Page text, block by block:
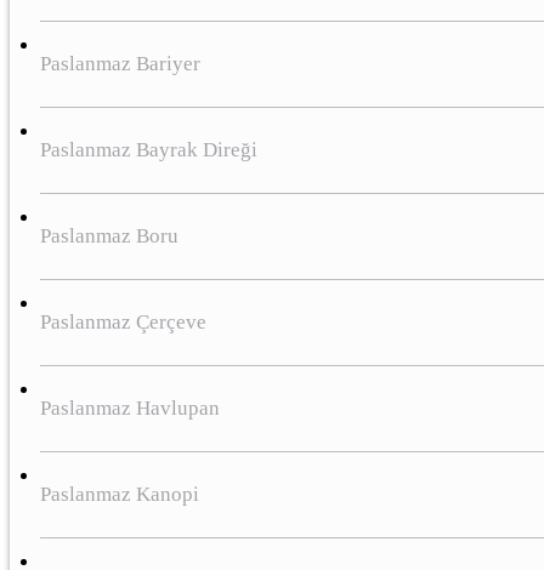
Paslanmaz Bariyer
Paslanmaz Bayrak Direği
Paslanmaz Boru
Paslanmaz Çerçeve
Paslanmaz Havlupan
Paslanmaz Kanopi